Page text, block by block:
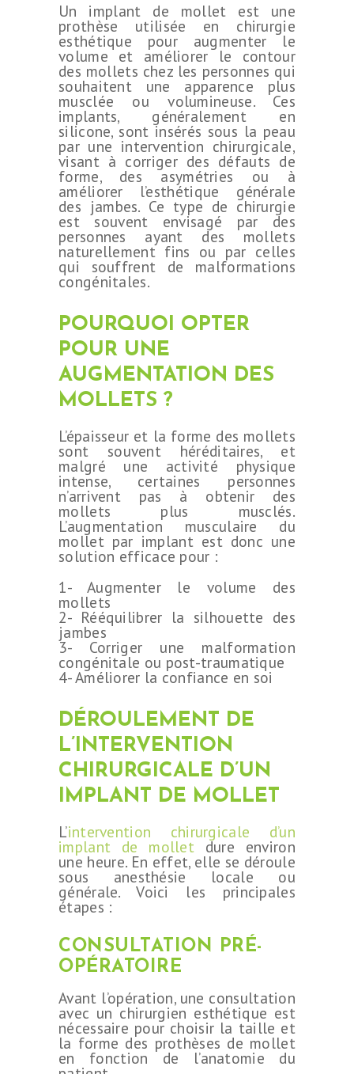
Un implant de mollet est une
prothèse utilisée en chirurgie
esthétique pour augmenter le
volume et améliorer le contour
des mollets chez les personnes qui
souhaitent une apparence plus
musclée ou volumineuse. Ces
implants, généralement en
silicone, sont insérés sous la peau
par une intervention chirurgicale,
visant à corriger des défauts de
forme, des asymétries ou à
améliorer l’esthétique générale
des jambes. Ce type de chirurgie
est souvent envisagé par des
personnes ayant des mollets
naturellement fins ou par celles
qui souffrent de malformations
congénitales.
POURQUOI OPTER
POUR UNE
AUGMENTATION DES
MOLLETS ?
L’épaisseur et la forme des mollets
sont souvent héréditaires, et
malgré une activité physique
intense, certaines personnes
n’arrivent pas à obtenir des
mollets plus musclés.
L’augmentation musculaire du
mollet par implant est donc une
solution efficace pour :
1- Augmenter le volume des
mollets
2- Rééquilibrer la silhouette des
jambes
3- Corriger une malformation
congénitale ou post-traumatique
4- Améliorer la confiance en soi
DÉROULEMENT DE
L’INTERVENTION
CHIRURGICALE D’UN
IMPLANT DE MOLLET
L’intervention chirurgicale d’un
implant de mollet dure environ
une heure. En effet, elle se déroule
sous anesthésie locale ou
générale. Voici les principales
étapes :
CONSULTATION PRÉ-
OPÉRATOIRE
Avant l’opération, une consultation
avec un chirurgien esthétique est
nécessaire pour choisir la taille et
la forme des prothèses de mollet
en fonction de l’anatomie du